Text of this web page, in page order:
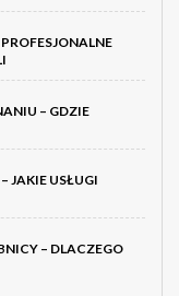
– GDZIE
JAKIE USŁUGI
– DLACZEGO